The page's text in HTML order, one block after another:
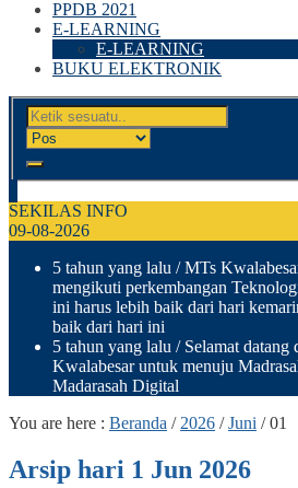
PPDB 2021
E-LEARNING
E-LEARNING
BUKU ELEKTRONIK
SEKILAS INFO
09-08-2026
5 tahun yang lalu / MTs
mengikuti perkembangan
ini harus lebih baik dari hari
baik dari hari ini
5 tahun yang lalu / Selamat datang
Kwalabesar untuk menuju
Madarasah Digital
You are here : Beranda / 2026 /Juni /01
Arsip hari 1 Jun 2026